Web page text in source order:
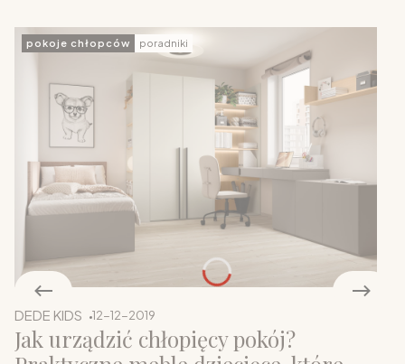
pokoje chłopców poradniki
DEDE KIDS 12-12-2019
Jak urządzić chłopięcy pokój?